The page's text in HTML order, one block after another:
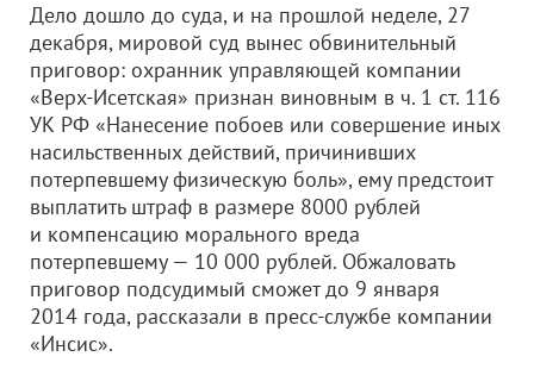
Дело дошло до суда, и на прошлой неделе, 27
декабря, мировой суд вынес обвинительный
приговор: охранник управляющей компании
«Верх-Исетская» признан виновным в ч. 1 ст. 116
УК РФ «Нанесение побоев или совершение иных
насильственных действий, причинивших
потерпевшему физическую боль», ему предстоит
выплатить штраф в размере 8000 рублей
и компенсацию морального вреда
потерпевшему — 10 000 рублей. Обжаловать
приговор подсудимый сможет до 9 января
2014 года, рассказали в пресс-службе компании
«Инсис».